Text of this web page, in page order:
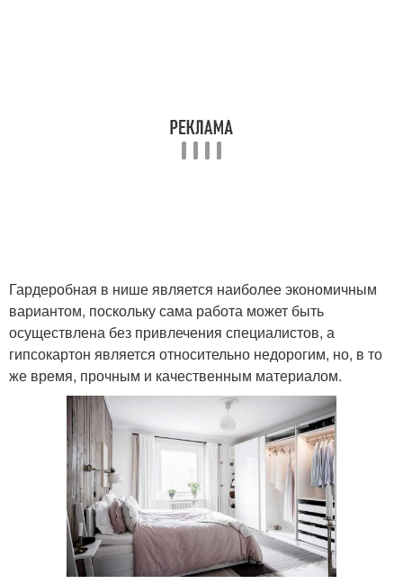
Гардеробная в нише является наиболее экономичным
вариантом, поскольку сама работа может быть
осуществлена без привлечения специалистов, а
гипсокартон является относительно недорогим, но, в то
же время, прочным и качественным материалом.